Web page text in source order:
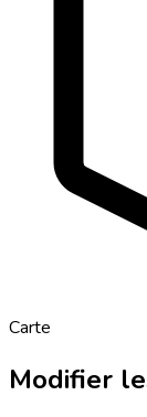
Carte
Modifier